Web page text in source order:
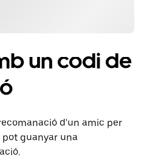
un codi de
d'un amic per
guanyar una